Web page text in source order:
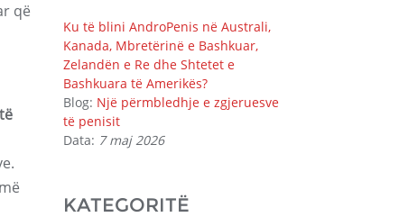
që
Ku të blini AndroPenis në Australi,
Kanada, Mbretërinë e Bashkuar,
Zelandën e Re dhe Shtetet e
Bashkuara të Amerikës?
Blog: Një përmbledhje e zgjeruesve
të penisit
Data: 7 maj 2026
KATEGORITË